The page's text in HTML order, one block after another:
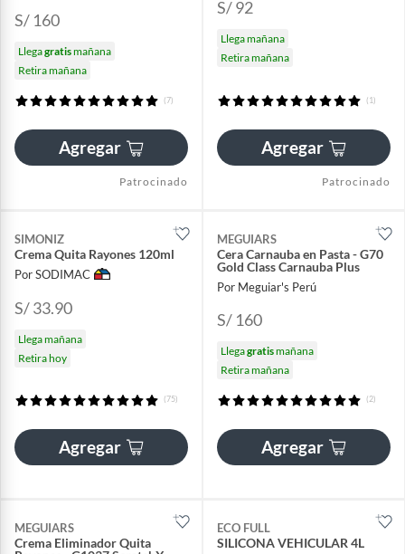
S/ 160
Llegagratismañana
Retira mañana
(7)
Agregar
Patrocinado
S/ 92
Llega mañana
Retira mañana
(1)
Agregar
Patrocinado
SIMONIZ
Crema Quita Rayones 120ml
Por SODIMAC
S/ 33.90
Llega mañana
Retira hoy
(75)
Agregar
MEGUIARS
Cera Carnauba en Pasta - G70
Gold Class Carnauba Plus
Por Meguiar's Perú
S/ 160
Llegagratismañana
Retira mañana
(2)
Agregar
MEGUIARS
Crema Eliminador Quita
ECO FULL
SILICONA VEHICULAR 4L